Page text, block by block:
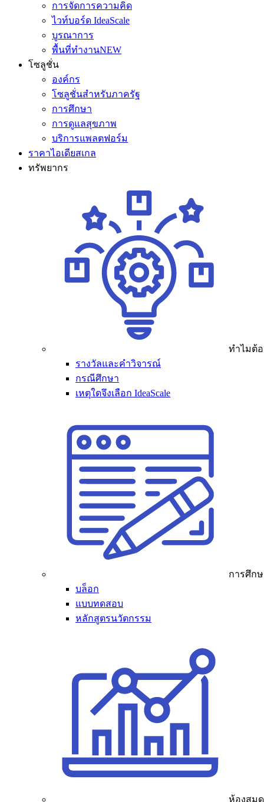
การจัดการความคิด
ไวท์บอร์ด IdeaScale
บูรณาการ
พื้นที่ทำงานNEW
โซลูชั่น
องค์กร
โซลูชั่นสำหรับภาครัฐ
การศึกษา
การดูแลสุขภาพ
บริการแพลตฟอร์ม
ราคาไอเดียสเกล
ทรัพยากร
ทำไมต้อ
รางวัลและคำวิจารณ์
กรณีศึกษา
เหตุใดจึงเลือก IdeaScale
การศึก
บล็อก
แบบทดสอบ
หลักสูตรนวัตกรรม
ห้องสมุ